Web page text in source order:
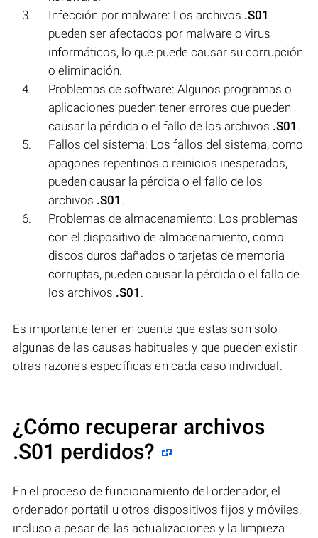
Infección por malware: Los archivos .S01
pueden ser afectados por malware o virus
informáticos, lo que puede causar su corrupción
o eliminación.
Problemas de software: Algunos programas o
aplicaciones pueden tener errores que pueden
causar la pérdida o el fallo de los archivos .S01 .
Fallos del sistema: Los fallos del sistema, como
apagones repentinos o reinicios inesperados,
pueden causar la pérdida o el fallo de los
archivos .S01 .
Problemas de almacenamiento: Los problemas
con el dispositivo de almacenamiento, como
discos duros dañados o tarjetas de memoria
corruptas, pueden causar la pérdida o el fallo de
los archivos .S01 .
Es importante tener en cuenta que estas son solo
algunas de las causas habituales y que pueden existir
otras razones específicas en cada caso individual.
¿Cómo recuperar archivos
.S01 perdidos?
En el proceso de funcionamiento del ordenador, el
ordenador portátil u otros dispositivos fijos y móviles,
incluso a pesar de las actualizaciones y la limpieza